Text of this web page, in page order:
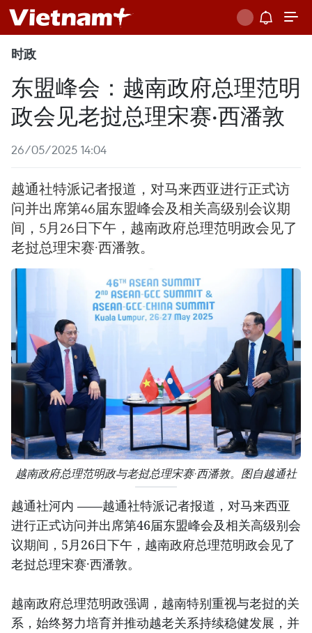
时政
东盟峰会：越南政府总理范明
政会见老挝总理宋赛·西潘敦
26/05/2025 14:04
越通社特派记者报道，对马来西亚进行正式访
问并出席第46届东盟峰会及相关高级别会议期
间，5月26日下午，越南政府总理范明政会见了
老挝总理宋赛·西潘敦。
越南政府总理范明政与老挝总理宋赛·西潘敦。图自越通社
越通社河内 ——越通社特派记者报道，对马来西亚
进行正式访问并出席第46届东盟峰会及相关高级别会
议期间，5月26日下午，越南政府总理范明政会见了
老挝总理宋赛·西潘敦。
越南政府总理范明政强调，越南特别重视与老挝的关
系，始终努力培育并推动越老关系持续稳健发展，并